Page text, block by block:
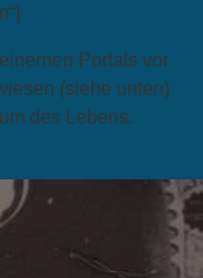
Portals vor
(siehe unten)
des Lebens.